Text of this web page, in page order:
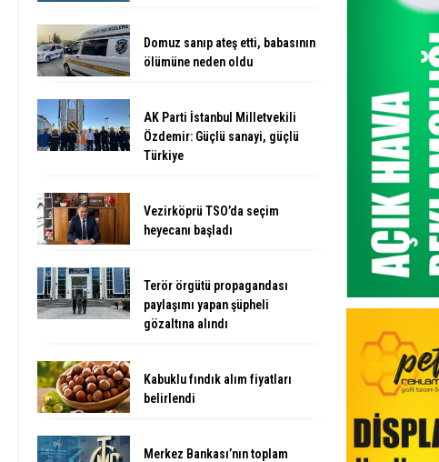
Domuz sanıp ateş etti, babasının
ölümüne neden oldu
AK Parti İstanbul Milletvekili
Özdemir: Güçlü sanayi, güçlü
Türkiye
Vezirköprü TSO’da seçim
heyecanı başladı
Terör örgütü propagandası
paylaşımı yapan şüpheli
gözaltına alındı
Kabuklu fındık alım fiyatları
belirlendi
Merkez Bankası’nın toplam